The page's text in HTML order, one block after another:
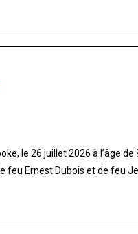
le 26 juillet 2026 à l’âge
feu Ernest Dubois et de feu